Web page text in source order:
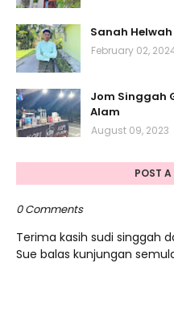
Sanah
February 02,
Jom Singgah
Alam
August 09, 2023
POST
0 Comments
Terima kasih sudi singgah
Sue balas kunjungan